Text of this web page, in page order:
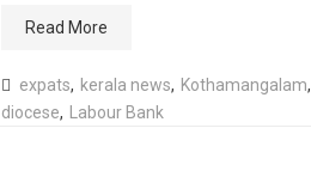
Read More
expats, kerala news, Kothamangalam,
diocese, Labour Bank